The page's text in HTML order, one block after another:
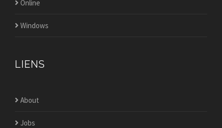
Online
Windows
LIENS
About
Jobs